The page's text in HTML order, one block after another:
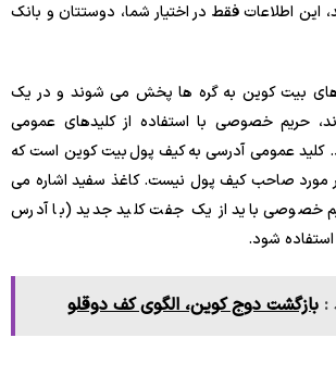
این اطلاعات فقط در اختیار شما، دوستتان و بانک
های بیت کوین به گره ها پخش می شوند و در یک
حریم خصوصی با استفاده از کلیدهای عمومی
عمومی آدرسی به کیف پول بیت کوین است که
مورد صاحب کیف پول نیست. کاغذ سفید اشاره می
خصوصی باید از یک جفت کلید جدید (با آدرس
شود.
: بازگشت دوج کوین، الگوی کف دوقلو